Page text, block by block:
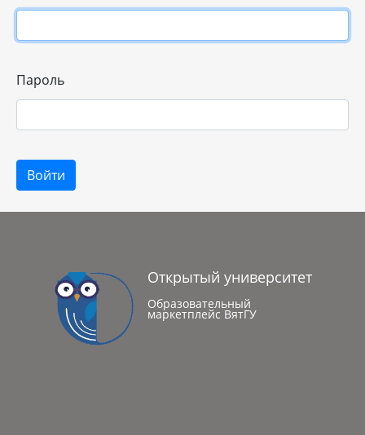
Пароль
Войти
Открытый университет
Образовательный
маркетплейс ВятГУ